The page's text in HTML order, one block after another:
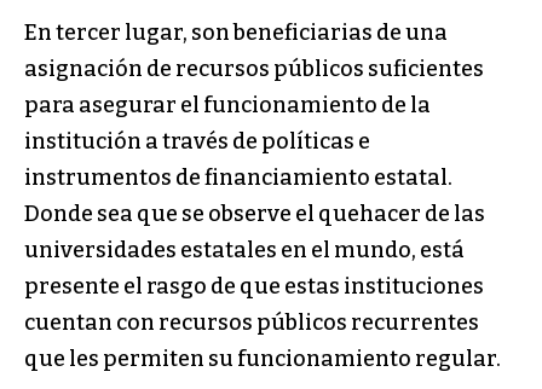
En tercer lugar, son beneficiarias de una
asignación de recursos públicos suficientes
para asegurar el funcionamiento de la
institución a través de políticas e
instrumentos de financiamiento estatal.
Donde sea que se observe el quehacer de las
universidades estatales en el mundo, está
presente el rasgo de que estas instituciones
cuentan con recursos públicos recurrentes
que les permiten su funcionamiento regular.